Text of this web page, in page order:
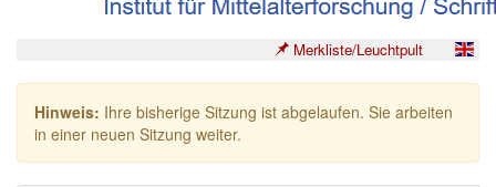
Merkliste/Leuchtpult
Hinweis: Ihre bisherige Sitzung ist abgelaufen. Sie arbeiten
in einer neuen Sitzung weiter.